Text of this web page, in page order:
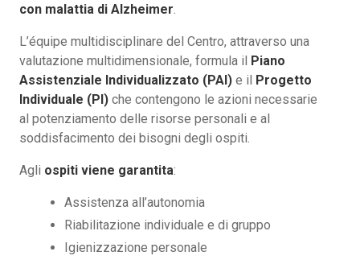
con malattia di Alzheimer
L’équipe multidisciplinare del Centro, attraverso una
valutazione multidimensionale, formula il Piano
Assistenziale Individualizzato (PAI) e il Progetto
Individuale (PI) che contengono le azioni necessarie
al potenziamento delle risorse personali e al
soddisfacimento dei bisogni degli ospiti.
Agli ospiti viene garantita:
Assistenza all’autonomia
Riabilitazione individuale e di gruppo
Igienizzazione personale